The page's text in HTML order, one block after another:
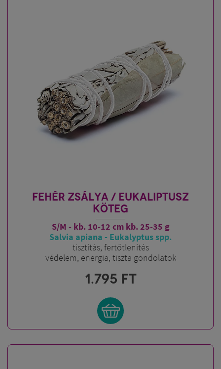
FEHÉR ZSÁLYA / EUKALIPTUSZ
KÖTEG
S/M - kb. 10-12 cm kb. 25-35 g
Salvia apiana - Eukalyptus spp.
tisztítás, fertőtlenítés
védelem, energia, tiszta gondolatok
1.795 FT